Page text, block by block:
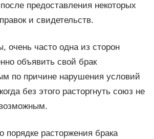
предоставления некоторых
и свидетельств.
очень часто одна из сторон
объявить свой брак
по причине нарушения условий
без этого расторгнуть союз не
порядке расторжения брака